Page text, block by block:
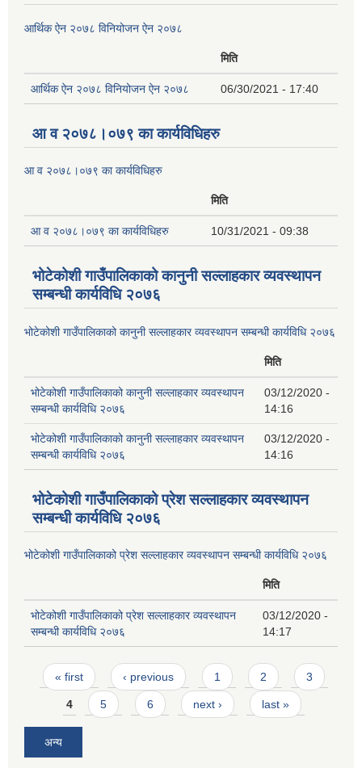
आर्थिक ऐन २०७८ विनियोजन ऐन २०७८
मिति
आर्थिक ऐन २०७८ विनियोजन ऐन २०७८ 06/30/2021 - 17:40
आ व २०७८।०७९ का कार्यविधिहरु
आ व २०७८।०७९ का कार्यविधिहरु
मिति
आ व २०७८।०७९ का कार्यविधिहरु 10/31/2021 - 09:38
भोटेकोशी गाउँपालिकाको कानुनी सल्लाहकार व्यवस्थापन
सम्बन्धी कार्यविधि २०७६
भोटेकोशी गाउँपालिकाको कानुनी सल्लाहकार व्यवस्थापन सम्बन्धी कार्यविधि २०७६
मिति
भोटेकोशी गाउँपालिकाको कानुनी सल्लाहकार व्यवस्थापन
सम्बन्धी कार्यविधि २०७६
03/12/2020 -
14:16
भोटेकोशी गाउँपालिकाको कानुनी सल्लाहकार व्यवस्थापन
सम्बन्धी कार्यविधि २०७६
03/12/2020 -
14:16
भोटेकोशी गाउँपालिकाको प्रेश सल्लाहकार व्यवस्थापन
सम्बन्धी कार्यविधि २०७६
भोटेकोशी गाउँपालिकाको प्रेश सल्लाहकार व्यवस्थापन सम्बन्धी कार्यविधि २०७६
मिति
भोटेकोशी गाउँपालिकाको प्रेश सल्लाहकार व्यवस्थापन
सम्बन्धी कार्यविधि २०७६
03/12/2020 -
14:17
Pages
« first ‹ previous 1 2 3
4 5 6 next › last »
अन्य